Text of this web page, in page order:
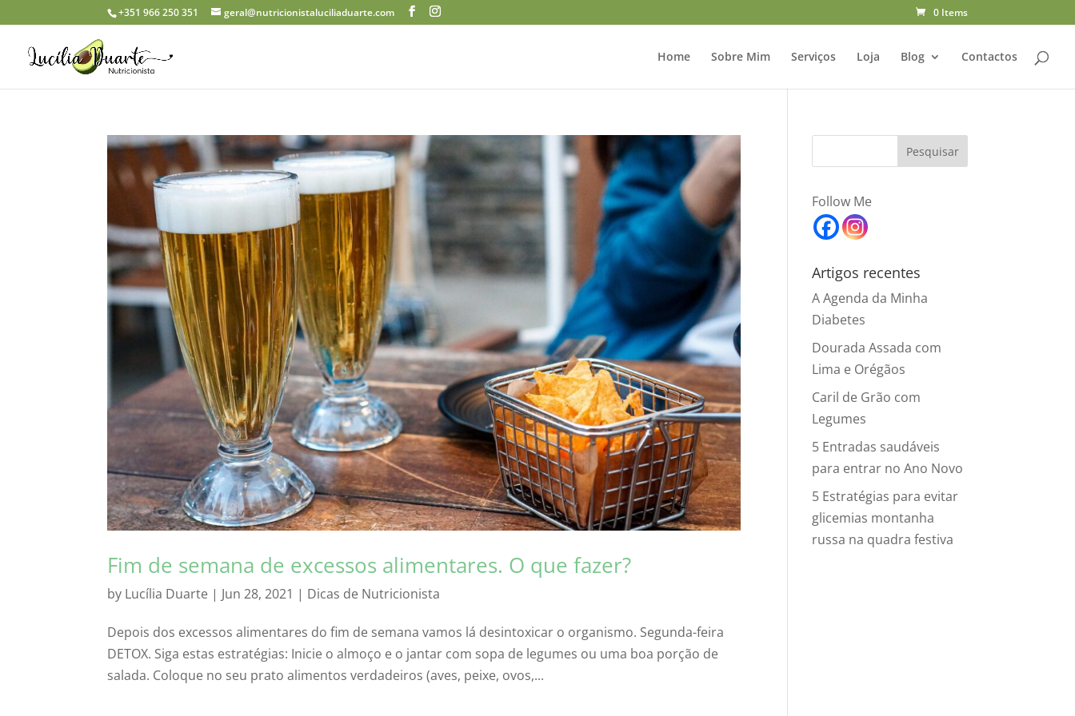
+351 966 250 351 geral@nutricionistaluciliaduarte.com 0 Items
Home Sobre Mim Serviços Loja Blog Contactos
Fim de semana de excessos alimentares. O que fazer?
by Lucília Duarte | Jun 28, 2021 | Dicas de Nutricionista
Depois dos excessos alimentares do fim de semana vamos lá desintoxicar o organismo. Segunda-feira
DETOX. Siga estas estratégias: Inicie o almoço e o jantar com sopa de legumes ou uma boa porção de
salada. Coloque no seu prato alimentos verdadeiros (aves, peixe, ovos,...
Follow Me
Artigos recentes
A Agenda da Minha
Diabetes
Dourada Assada com
Lima e Orégãos
Caril de Grão com
Legumes
5 Entradas saudáveis
para entrar no Ano Novo
5 Estratégias para evitar
glicemias montanha
russa na quadra festiva